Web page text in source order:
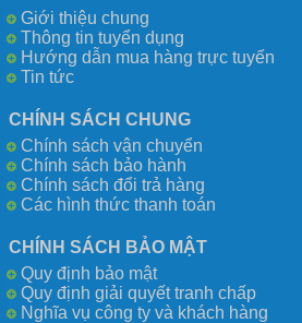
Giới thiệu chung
Thông tin tuyển dụng
Hướng dẫn mua hàng trực tuyến
Tin tức
CHÍNH SÁCH CHUNG
Chính sách vận chuyển
Chính sách bảo hành
Chính sách đổi trả hàng
Các hình thức thanh toán
CHÍNH SÁCH BẢO MẬT
Quy định bảo mật
Quy định giải quyết tranh chấp
Nghĩa vụ công ty và khách hàng